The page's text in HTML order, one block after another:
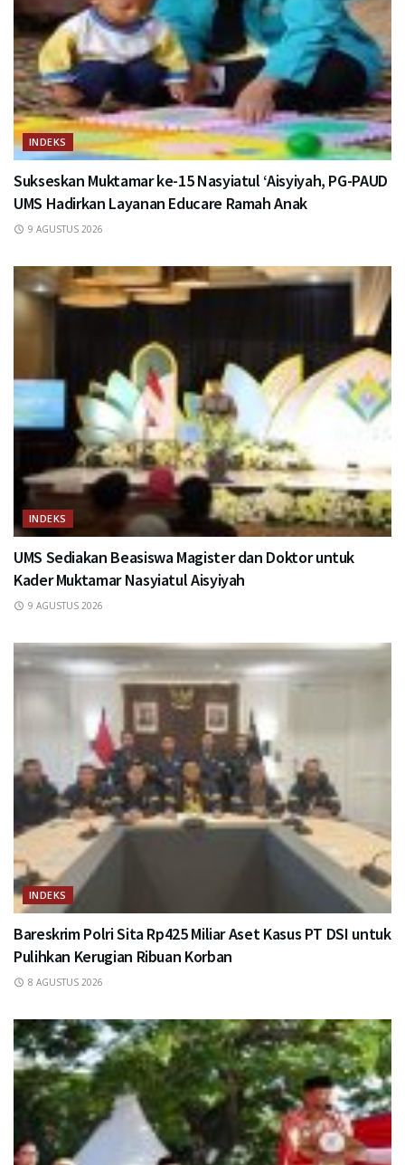
INDEKS
Sukseskan Muktamar ke-15 Nasyiatul ‘Aisyiyah, PG-PAUD
UMS Hadirkan Layanan Educare Ramah Anak
9 AGUSTUS 2026
INDEKS
UMS Sediakan Beasiswa Magister dan Doktor untuk
Kader Muktamar Nasyiatul Aisyiyah
9 AGUSTUS 2026
INDEKS
Bareskrim Polri Sita Rp425 Miliar Aset Kasus PT DSI untuk
Pulihkan Kerugian Ribuan Korban
8 AGUSTUS 2026